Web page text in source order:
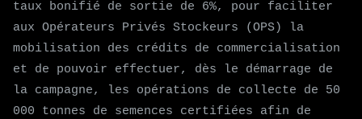
taux bonifié de sortie de 6%, pour faciliter
aux Opérateurs Privés Stockeurs (OPS) la
mobilisation des crédits de commercialisation
et de pouvoir effectuer, dès le démarrage de
la campagne, les opérations de collecte de 50
000 tonnes de semences certifiées afin de